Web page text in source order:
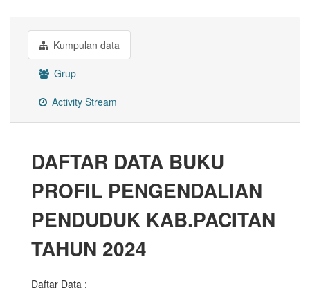
Kumpulan data
Grup
Activity Stream
DAFTAR DATA BUKU
PROFIL PENGENDALIAN
PENDUDUK KAB.PACITAN
TAHUN 2024
Daftar Data :